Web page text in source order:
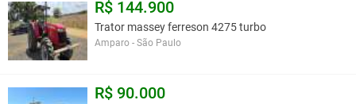
R$ 144.900
Trator massey ferreson 4275 turbo
Amparo - São Paulo
R$ 90.000